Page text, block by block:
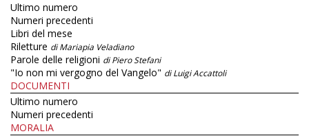
Ultimo numero
Numeri precedenti
Libri del mese
Riletture di Mariapia Veladiano
Parole delle religioni di Piero Stefani
"Io non mi vergogno del Vangelo" di Luigi Accattoli
DOCUMENTI
Ultimo numero
Numeri precedenti
MORALIA